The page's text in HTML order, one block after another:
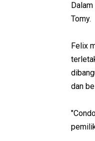
Tomy.
Felix
dan